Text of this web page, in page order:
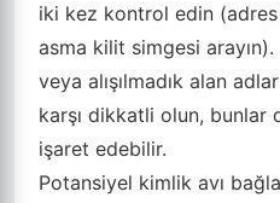
iki kez kontrol edin
asma kilit simgesi arayın).
veya alışılmadık alan
karşı dikkatli olun, bunlar
işaret edebilir.
Potansiyel kimlik avı